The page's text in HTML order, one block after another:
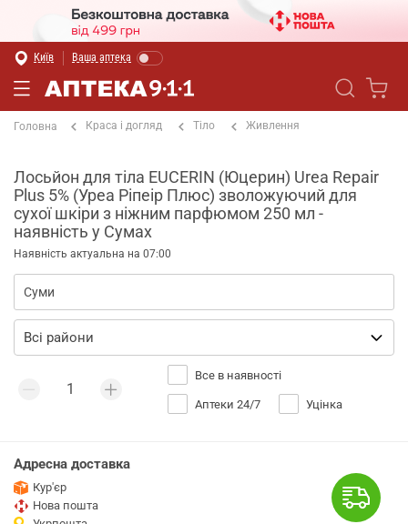
Київ Ваша аптека
Головна Краса і догляд Тіло Живлення
Лосьйон для тіла EUCERIN (Юцерин) Urea Repair
Plus 5% (Уреа Ріпеір Плюс) зволожуючий для
сухої шкіри з ніжним парфюмом 250 мл -
наявність у Сумах
Наявність актуальна на 07:00
Все в наявності
Аптеки 24/7 Уцінка
Адресна доставка
Кур'єр
Нова пошта